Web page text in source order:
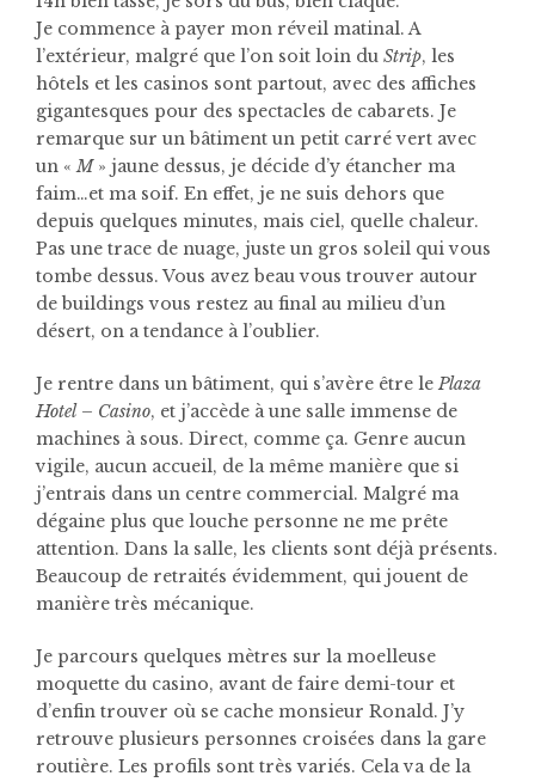
Je commence à payer mon réveil matinal. A
l’extérieur, malgré que l’on soit loin du Strip, les
hôtels et les casinos sont partout, avec des affiches
gigantesques pour des spectacles de cabarets. Je
remarque sur un bâtiment un petit carré vert avec
un «M» jaune dessus, je décide d’y étancher ma
faim…et ma soif. En effet, je ne suis dehors que
depuis quelques minutes, mais ciel, quelle chaleur.
Pas une trace de nuage, juste un gros soleil qui vous
tombe dessus. Vous avez beau vous trouver autour
de buildings vous restez au final au milieu d’un
désert, on a tendance à l’oublier.
Je rentre dans un bâtiment, qui s’avère être le Plaza
Hotel – Casino, et j’accède à une salle immense de
machines à sous. Direct, comme ça. Genre aucun
vigile, aucun accueil, de la même manière que si
j’entrais dans un centre commercial. Malgré ma
dégaine plus que louche personne ne me prête
attention. Dans la salle, les clients sont déjà présents.
Beaucoup de retraités évidemment, qui jouent de
manière très mécanique.
Je parcours quelques mètres sur la moelleuse
moquette du casino, avant de faire demi-tour et
d’enfin trouver où se cache monsieur Ronald. J’y
retrouve plusieurs personnes croisées dans la gare
routière. Les profils sont très variés. Cela va de la